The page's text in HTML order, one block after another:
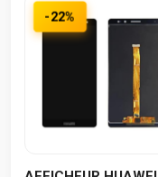
-22%